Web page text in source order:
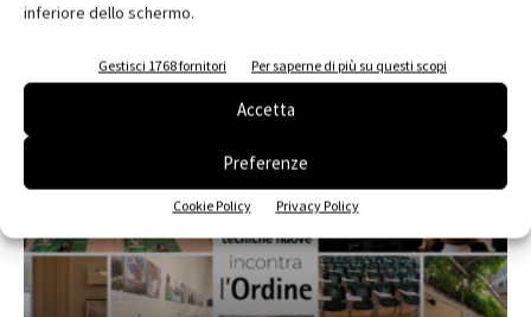
inferiore dello schermo.
Gestisci 1768 fornitori Per saperne di più su questi scopi
Accetta
Preferenze
Cookie Policy Privacy Policy